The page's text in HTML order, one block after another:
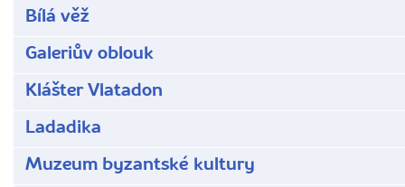
Bílá věž
Galeriův oblouk
Klášter Vlatadon
Ladadika
Muzeum byzantské kultury